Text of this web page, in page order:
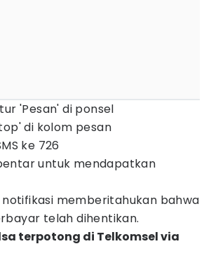
'Pesan' di ponsel
di kolom pesan
ke 726
untuk mendapatkan
notifikasi memberitahukan bahwa
telah dihentikan.
terpotong di Telkomsel via